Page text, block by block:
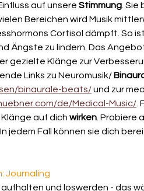
auf unsere Stimmung. Sie
Bereichen wird Musik
Cortisol dämpft. So
Ängste zu lindern. Das
gezielte Klänge zur
Links zu Neuromusik/
binaurale-beats/ und zur
de/Medical-Music/.
auf dich wirken. Probiere
jedem Fall können sie dich
Journaling
und loswerden - das